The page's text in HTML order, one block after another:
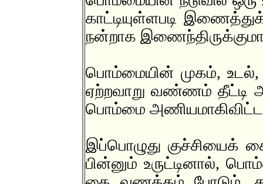
காட்டியுள்ளபடி
நன்றாக
பொம்மையின் முகம், உடல்,
ஏற்றவாறு வண்ணம் தீட்டி
பொம்மை
இப்பொழுது குச்சியைக்
பின்னும் உருட்டினால்,